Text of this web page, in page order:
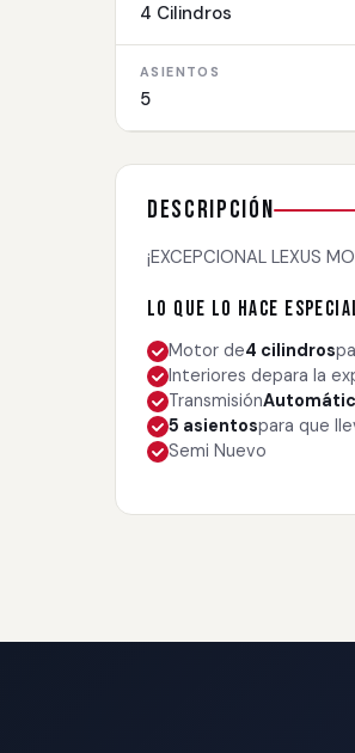
4 Cilindros
ASIENTOS
5
Descripción
¡EXCEPCIONAL LEXUS
Lo que lo hace
Motor de4 cilindros
Interiores depara la
Transmisión
5 asientospara que
Semi Nuevo